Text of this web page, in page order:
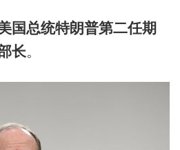
国总统特朗普第二任期
长。